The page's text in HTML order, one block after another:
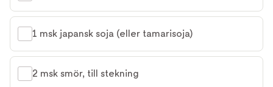
1 msk japansk soja (eller tamarisoja)
2 msk smör, till stekning